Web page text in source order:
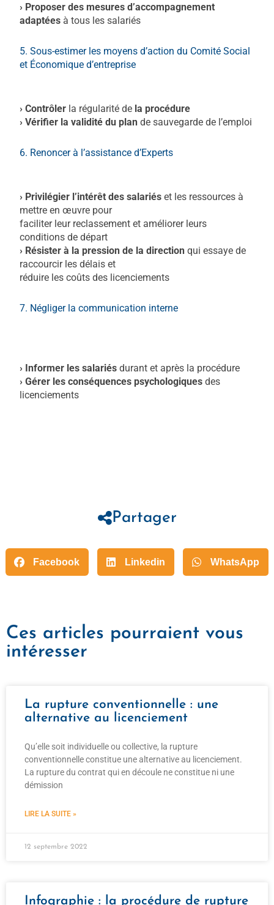
› Proposer des mesures d’accompagnement
adaptées à tous les salariés
5. Sous-estimer les moyens d’action du Comité Social
et Économique d’entreprise
› Contrôler la régularité de la procédure
› Vérifier la validité du plan de sauvegarde de l’emploi
6. Renoncer à l’assistance d’Experts
› Privilégier l’intérêt des salariés et les ressources à
mettre en œuvre pour
faciliter leur reclassement et améliorer leurs
conditions de départ
› Résister à la pression de la direction qui essaye de
raccourcir les délais et
réduire les coûts des licenciements
7. Négliger la communication interne
› Informer les salariés durant et après la procédure
› Gérer les conséquences psychologiques des
licenciements
Partager
Facebook Linkedin WhatsApp
Ces articles pourraient vous
intéresser
La rupture conventionnelle : une
alternative au licenciement
Qu’elle soit individuelle ou collective, la rupture
conventionnelle constitue une alternative au licenciement.
La rupture du contrat qui en découle ne constitue ni une
démission
LIRE LA SUITE »
12 septembre 2022
Infographie : la procédure de rupture